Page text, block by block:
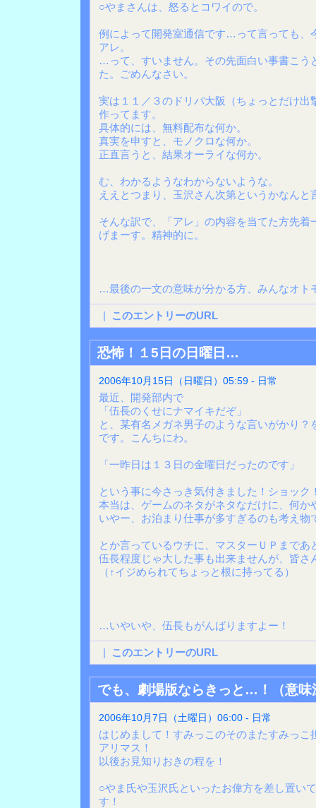
○やまさんは、怒るとコワイので。
例によって開発室通信です…って言っても、
アレ。
…って、すいません。その先面白い事書こう
た。ごめんなさい。
実は１１／３のドリパ大阪（ちょっとだけ出
作ってます。
具体的には、無料配布な何か。
真実を申すと、モノクロな何か。
正直言うと、結果オーライな何か。
む、わかるようなわからないような。
ええとつまり、玉沢さん次第というかなん
そんな訳で、「アレ」の内容を当てた方先着
げまーす。精神的に。
…最後の一文の意味が分かる方、みんなオト
| このエントリーのURL
恐怖！１5日の日曜日…
2006年10月15日（日曜日）05:59 - 日常
最近、開発部内で
「伍長のくせにナマイキだぞ」
と、某有名メガネ男子のような言いがかり？
です。こんちにわ。
「一昨日は１３日の金曜日だったのです」
という事に今さっき気付きました！ショック
本当は、ゲームのネタがネタなだけに、何
いやー、お泊まり仕事が多すぎるのも考え物
とか言っているウチに、マスターＵＰまであ
伍長程度じゃ大した事も出来ませんが、皆さ
（↑イジめられてちょっと根に持ってる）
…いやいや、伍長もがんばりますよー！
| このエントリーのURL
でも、劇場版ならきっと…！（意味
2006年10月7日（土曜日）06:00 - 日常
はじめまして！すみっこのそのまたすみっこ
アリマス！
以後お見知りおきの程を！
○やま氏や玉沢氏といったお偉方を差し置い
す！